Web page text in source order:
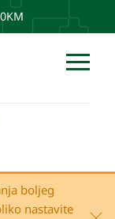
boljeg
nastavite